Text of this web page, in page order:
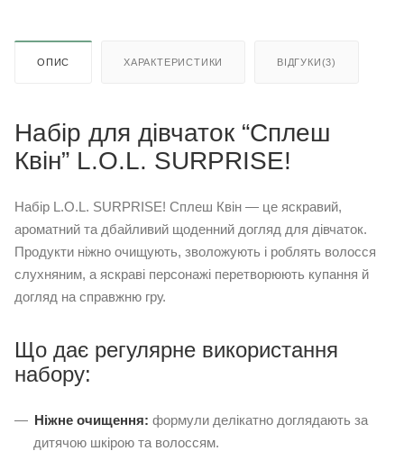
ОПИС ХАРАКТЕРИСТИКИ ВІДГУКИ(3)
Набір для дівчаток “Сплеш
Квін” L.O.L. SURPRISE!
Набір L.O.L. SURPRISE! Сплеш Квін — це яскравий,
ароматний та дбайливий щоденний догляд для дівчаток.
Продукти ніжно очищують, зволожують і роблять волосся
слухняним, а яскраві персонажі перетворюють купання й
догляд на справжню гру.
Що дає регулярне використання
набору:
Ніжне очищення: формули делікатно доглядають за
дитячою шкірою та волоссям.